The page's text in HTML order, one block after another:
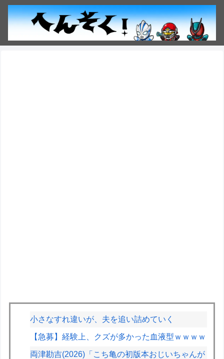
小さなすれ違いが、夫を追い詰めていく
【急募】経験上、クズが多かった血液型ｗｗｗｗ
両津勘吉(2026)「こち亀の初版本おじいちゃんが